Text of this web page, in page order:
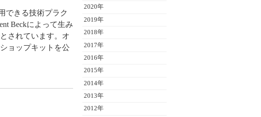
できる技術プラク
Beckによって生み
されています。オ
ョップキットを公
2020年
2019年
2018年
2017年
2016年
2015年
2014年
2013年
2012年